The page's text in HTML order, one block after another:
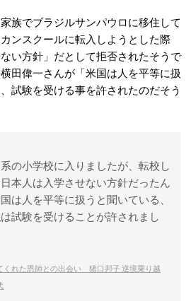
族でブラジルサンパウロに移住して
ンスクールに転入しようとした際
い方針」だとして拒否されたそうで
田偉一さんが「米国は人を平等に扱
試験を受ける事を許されたのだそう
の小学校に入りましたが、転校し
本人は入学させない方針だったん
は人を平等に扱うと聞いている、
試験を受けることが許されまし
くれた恩師との出会い 猪口邦子 逆境乗り越